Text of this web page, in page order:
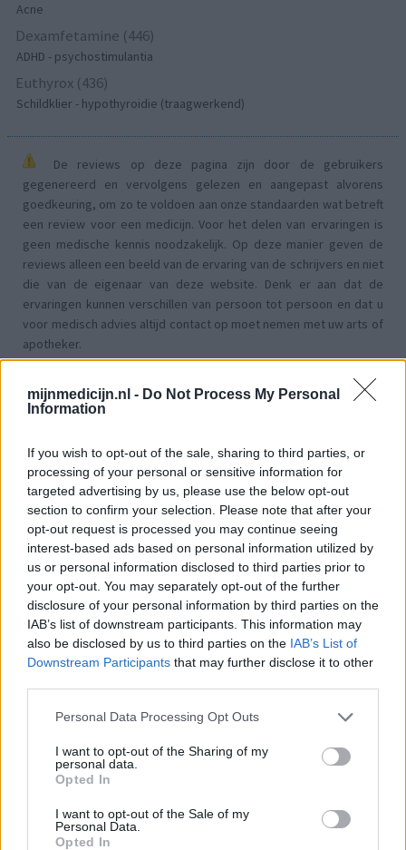
mijnmedicijn.nl - Do Not Process My Personal
Information
If you wish to opt-out of the sale, sharing to third parties, or
processing of your personal or sensitive information for
targeted advertising by us, please use the below opt-out
section to confirm your selection. Please note that after your
opt-out request is processed you may continue seeing
interest-based ads based on personal information utilized by
us or personal information disclosed to third parties prior to
your opt-out. You may separately opt-out of the further
disclosure of your personal information by third parties on the
IAB’s list of downstream participants. This information may
also be disclosed by us to third parties on the IAB’s List of
Downstream Participants that may further disclose it to other
Personal Data Processing Opt Outs
I want to opt-out of the Sharing of my
personal data.
Opted In
I want to opt-out of the Sale of my
Personal Data.
Opted In
Acne
Dexamfetamine (446)
ADHD - psychostimulantia
Euthyrox (436)
Schildklier - hypothyroidie (traagwerkend)
De reviews op deze pagina zijn door de gebruikers
gegenereerd en vervolgens gelezen en aangepast alvorens
goedkeuring, om zo te voldoen aan onze standaarden wat betreft
een review voor een medicijn. Voor het delen van ervaringen is
geen medische kennis noodzakelijk. Op deze manier geven de
reviews alleen een beeld van de ervaring van de schrijvers en niet
die van de eigenaar van deze website. Denk er aan dat de
ervaringen kunnen verschillen van persoon tot persoon en dat u
voor medisch advies altijd contact op moet nemen met uw arts of
apotheker.